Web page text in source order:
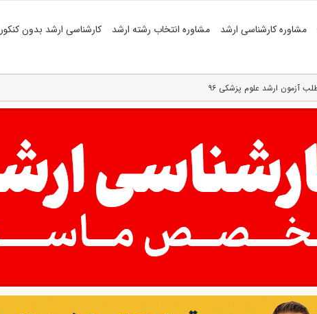
مشاوره کارشناسی ارشد مشاوره انتخاب رشته ارشد کارشناسی ارشد بدون کنکور